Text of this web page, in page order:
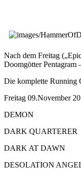
Nach dem Freitag
Doomgötter Pentagram
Die komplette Running
Freitag 09.November
DEMON
DARK
DARK AT
DESOLATION